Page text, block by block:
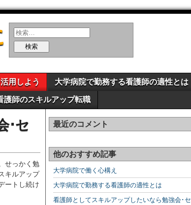
用しよう 大学病院で勤務する看護師の適性とは
護師のスキルアップ転職
･セ
せっかく勉
キルアップ
ートし続け
最近のコメント
他のおすすめ記事
大学病院で働く心構え
大学病院で勤務する看護師の適性とは
看護師としてスキルアップしたいなら勉強会･セ